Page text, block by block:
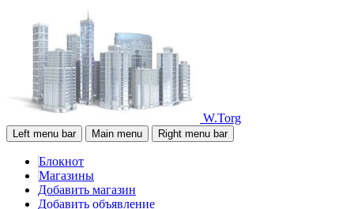
W.Torg
Left menu bar Main menu Right menu bar
Блокнот
Магазины
Добавить магазин
Добавить объявление